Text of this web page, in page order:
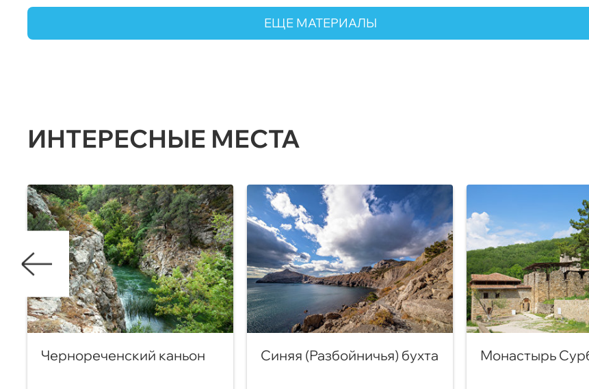
ЕЩЕ МАТЕРИАЛЫ
ИНТЕРЕСНЫЕ МЕСТА
Чернореченский каньон Синяя (Разбойничья) бухта Монастырь